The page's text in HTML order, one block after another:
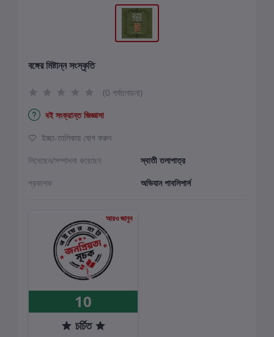
বঙ্গের মিষ্টান্ন সংস্কৃতি
(0 পর্যালোচনা)
বই সংক্রান্ত জিজ্ঞাসা
ইচ্ছা-তালিকায় যোগ করুন
লিখেছেন/সম্পাদনা করেছেন
স্বাতী তলাপাত্র
প্রকাশক
অভিযান পাবলিশার্স
আরও জানুন
10
চর্চিত